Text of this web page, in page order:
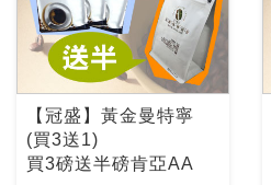
【冠盛】黃金曼特寧
(買3送1)
買3磅送半磅肯亞AA